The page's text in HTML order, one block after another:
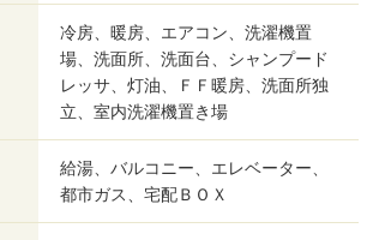
冷房、暖房、エアコン、洗濯機置
場、洗面所、洗面台、シャンプード
レッサ、灯油、ＦＦ暖房、洗面所独
立、室内洗濯機置き場
給湯、バルコニー、エレベーター、
都市ガス、宅配ＢＯＸ